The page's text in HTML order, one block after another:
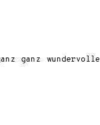
ganz wundervolle